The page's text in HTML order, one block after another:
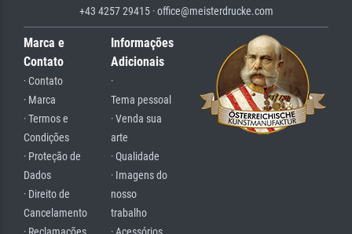
+43 4257 29415 · office@meisterdrucke.com
Marca e
Contato
· Contato
· Marca
· Termos e
Condições
· Proteção de
Dados
· Direito de
Cancelamento
Informações
Adicionais
·
Tema pessoal
· Venda sua
arte
· Qualidade
· Imagens do
nosso
trabalho